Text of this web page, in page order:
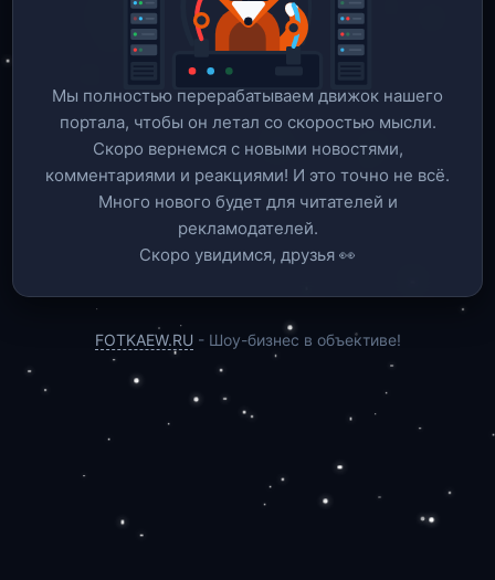
Мы полностью перерабатываем движок нашего
портала, чтобы он летал со скоростью мысли.
Скоро вернемся c новыми новостями,
комментариями и реакциями! И это точно не всё.
Много нового будет для читателей и
рекламодателей.
Скоро увидимся, друзья 👀
FOTKAEW.RU - Шоу-бизнес в объективе!